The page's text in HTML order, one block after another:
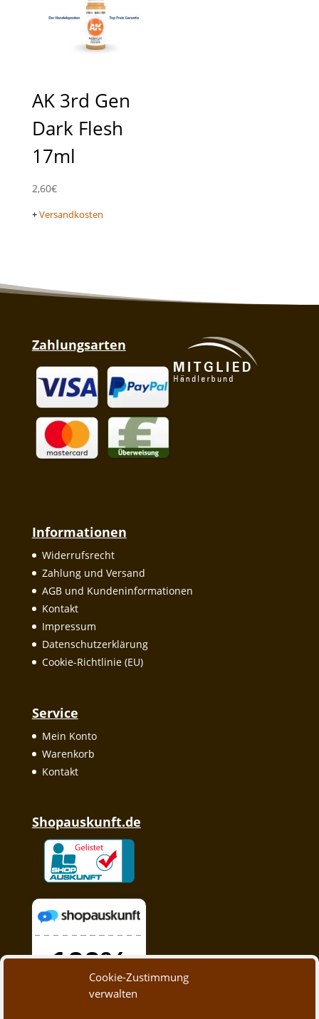
Cookie-Zustimmung
verwalten
AK 3rd Gen
Dark Flesh
17ml
2,60€
+Versandkosten
Zahlungsarten
Informationen
Widerrufsrecht
Zahlung und Versand
AGB und Kundeninformationen
Kontakt
Impressum
Datenschutzerklärung
Cookie-Richtlinie (EU)
Service
Mein Konto
Warenkorb
Kontakt
Shopauskunft.de